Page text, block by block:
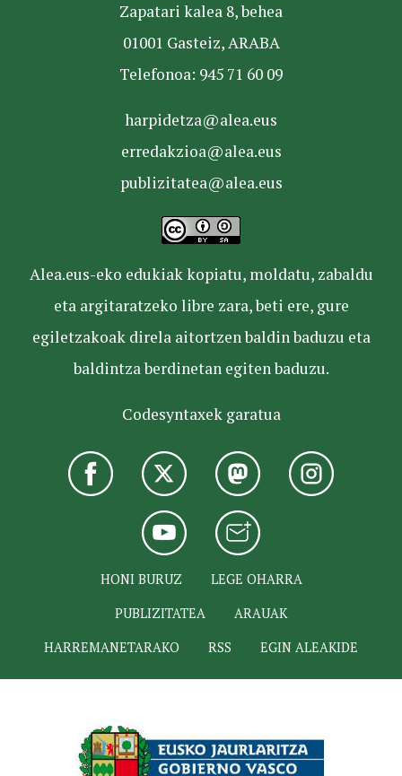
Zapatari kalea 8, behea
01001 Gasteiz, ARABA
Telefonoa: 945 71 60 09
harpidetza@alea.eus
erredakzioa@alea.eus
publizitatea@alea.eus
Alea.eus-eko edukiak kopiatu, moldatu, zabaldu
eta argitaratzeko libre zara, beti ere, gure
egiletzakoak direla aitortzen baldin baduzu eta
baldintza berdinetan egiten baduzu.
Codesyntaxek garatua
HONI BURUZ
LEGE OHARRA
PUBLIZITATEA
ARAUAK
HARREMANETARAKO
RSS EGIN ALEAKIDE